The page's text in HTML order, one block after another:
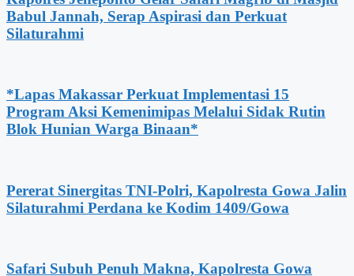
Babul Jannah, Serap Aspirasi dan Perkuat
Silaturahmi
*Lapas Makassar Perkuat Implementasi 15
Program Aksi Kemenimipas Melalui Sidak Rutin
Blok Hunian Warga Binaan*
Pererat Sinergitas TNI-Polri, Kapolresta Gowa Jalin
Silaturahmi Perdana ke Kodim 1409/Gowa
Safari Subuh Penuh Makna, Kapolresta Gowa